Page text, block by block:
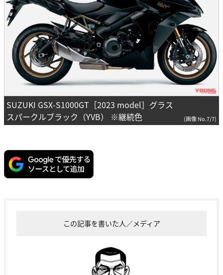
SUZUKI GSX-S1000GT［2023 model］グラス
スパークルブラック（YVB） ※継続色
(画像 No.7/7)
この記事を書いた人／メディア